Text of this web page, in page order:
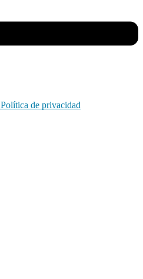
Política de privacidad